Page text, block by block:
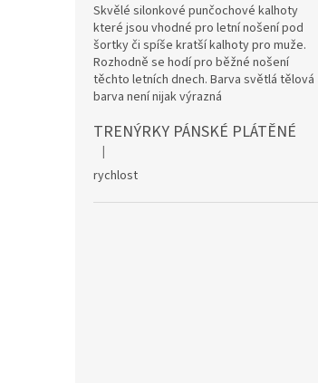
Skvělé silonkové punčochové kalhoty
které jsou vhodné pro letní nošení pod
šortky či spíše kratší kalhoty pro muže.
Rozhodně se hodí pro běžné nošení
těchto letních dnech. Barva světlá tělová
barva není nijak výrazná
TRENÝRKY PÁNSKÉ PLÁTĚNÉ
Hodnocení produktu je 5 z 5 hvězdiček.
|
rychlost